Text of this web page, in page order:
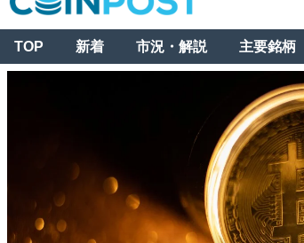
TOP 新着 市況・解説 主要銘柄